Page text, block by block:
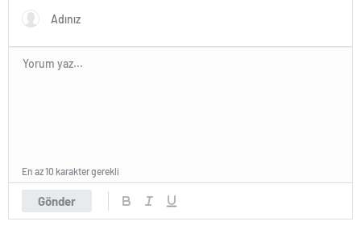
Gönder
En az 10 karakter gerekli